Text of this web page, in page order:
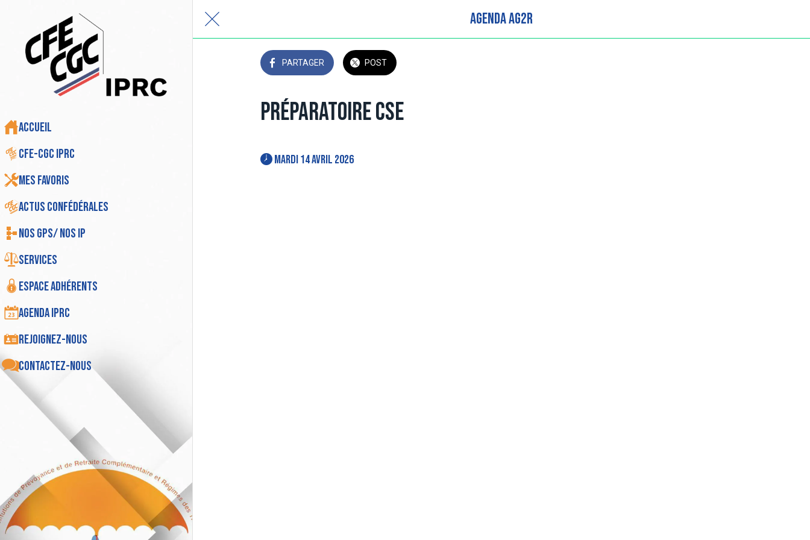
Accueil
CFE-CGC IPRC
Mes favoris
Actus Confédérales
Nos GPS/ Nos IP
Services
Espace adhérents
Agenda IPRC
Rejoignez-nous
Contactez-nous
Agenda AG2R
PARTAGER POST
Préparatoire CSE
mardi 14 avril 2026